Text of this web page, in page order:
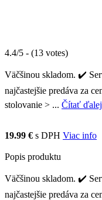
4.4/5 - (13 votes)
Väčšinou skladom. ✔️
najčastejšie predáva za
stolovanie > ... Čítať
19.99 € s DPH Viac info
Popis produktu
Väčšinou skladom. ✔️
najčastejšie predáva za